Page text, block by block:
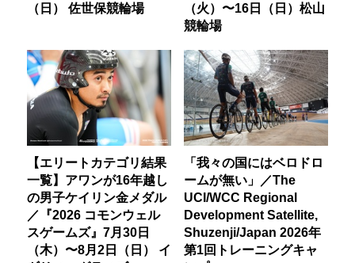
（日） 佐世保競輪場
（火）〜16日（日）松山
競輪場
【エリートカテゴリ結果
一覧】アワンが16年越し
の男子ケイリン金メダル
／『2026 コモンウェル
スゲームズ』7月30日
（木）〜8月2日（日） イ
「我々の国にはベロドロ
ームが無い」／The
UCI/WCC Regional
Development Satellite,
Shuzenji/Japan 2026年
第1回トレーニングキャ